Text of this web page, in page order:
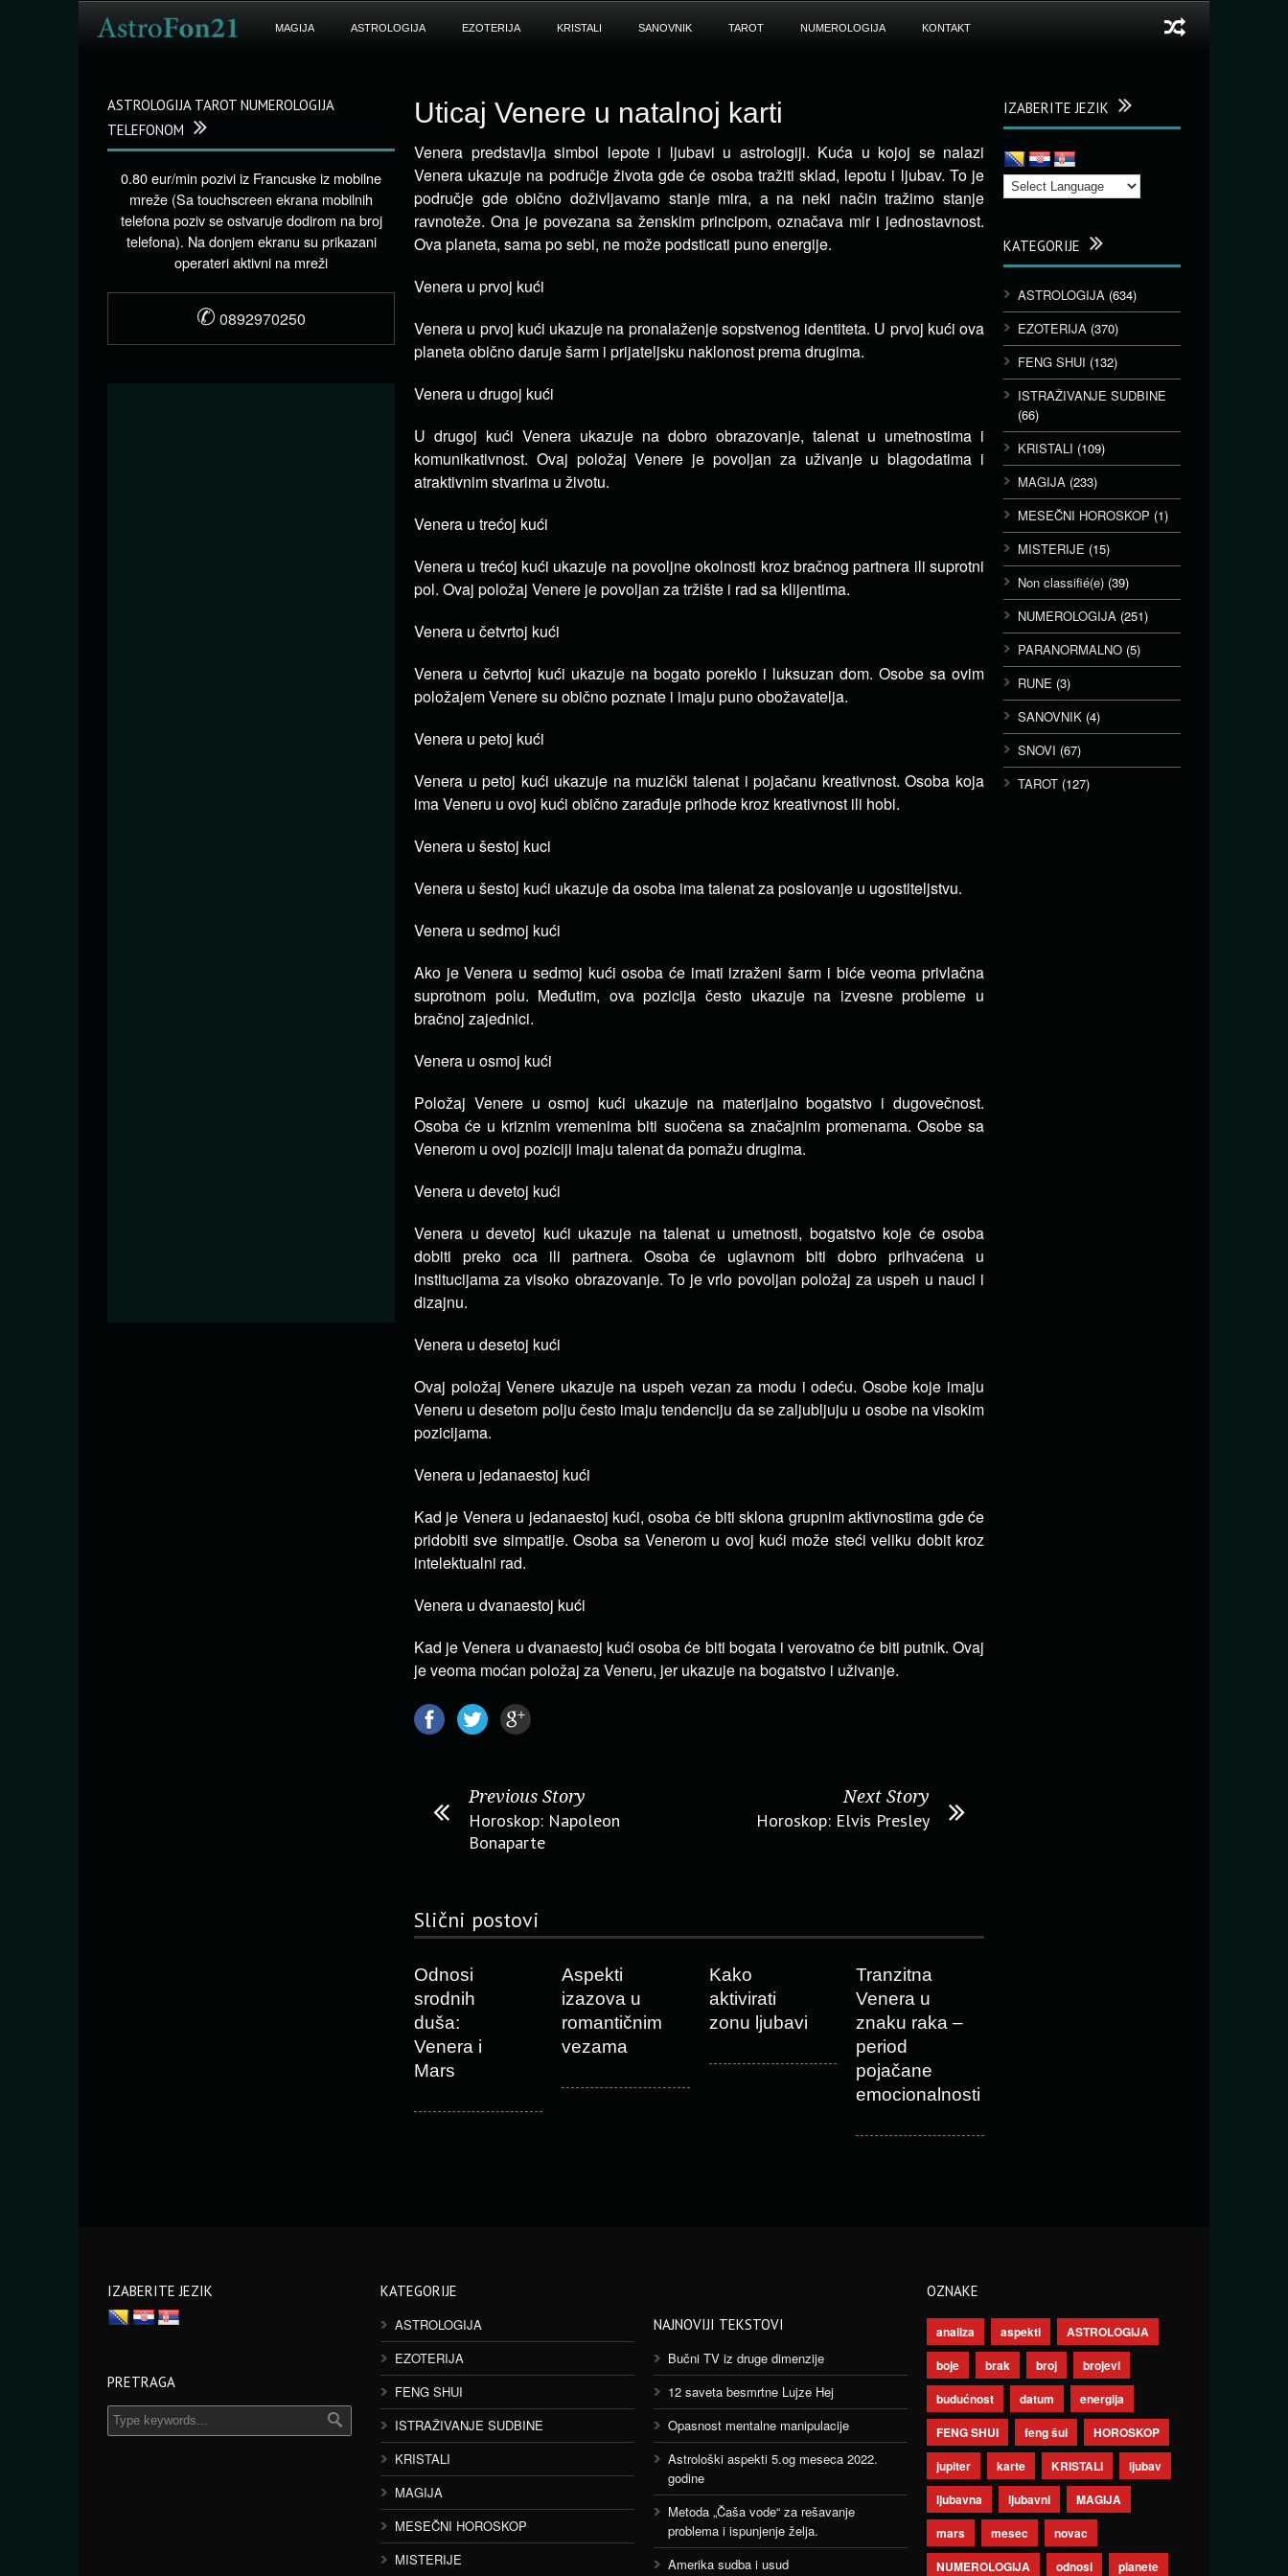
MAGIJA ASTROLOGIJA EZOTERIJA KRISTALI SANOVNIK TAROT NUMEROLOGIJA KONTAKT
Uticaj Venere u natalnoj karti
Venera predstavlja simbol lepote i ljubavi u astrologiji. Kuća u kojoj se nalazi
Venera ukazuje na područje života gde će osoba tražiti sklad, lepotu i ljubav. To je
područje gde obično doživljavamo stanje mira, a na neki način tražimo stanje
ravnoteže. Ona je povezana sa ženskim principom, označava mir i jednostavnost.
Ova planeta, sama po sebi, ne može podsticati puno energije.
Venera u prvoj kući
Venera u prvoj kući ukazuje na pronalaženje sopstvenog identiteta. U prvoj kući ova
planeta obično daruje šarm i prijateljsku naklonost prema drugima.
Venera u drugoj kući
U drugoj kući Venera ukazuje na dobro obrazovanje, talenat u umetnostima i
komunikativnost. Ovaj položaj Venere je povoljan za uživanje u blagodatima i
atraktivnim stvarima u životu.
Venera u trećoj kući
Venera u trećoj kući ukazuje na povoljne okolnosti kroz bračnog partnera ili suprotni
pol. Ovaj položaj Venere je povoljan za tržište i rad sa klijentima.
Venera u četvrtoj kući
Venera u četvrtoj kući ukazuje na bogato poreklo i luksuzan dom. Osobe sa ovim
položajem Venere su obično poznate i imaju puno obožavatelja.
Venera u petoj kući
Venera u petoj kući ukazuje na muzički talenat i pojačanu kreativnost. Osoba koja
ima Veneru u ovoj kući obično zarađuje prihode kroz kreativnost ili hobi.
Venera u šestoj kuci
Venera u šestoj kući ukazuje da osoba ima talenat za poslovanje u ugostiteljstvu.
Venera u sedmoj kući
Ako je Venera u sedmoj kući osoba će imati izraženi šarm i biće veoma privlačna
suprotnom polu. Međutim, ova pozicija često ukazuje na izvesne probleme u
bračnoj zajednici.
Venera u osmoj kući
Položaj Venere u osmoj kući ukazuje na materijalno bogatstvo i dugovečnost.
Osoba će u kriznim vremenima biti suočena sa značajnim promenama. Osobe sa
Venerom u ovoj poziciji imaju talenat da pomažu drugima.
Venera u devetoj kući
Venera u devetoj kući ukazuje na talenat u umetnosti, bogatstvo koje će osoba
dobiti preko oca ili partnera. Osoba će uglavnom biti dobro prihvaćena u
institucijama za visoko obrazovanje. To je vrlo povoljan položaj za uspeh u nauci i
dizajnu.
Venera u desetoj kući
Ovaj položaj Venere ukazuje na uspeh vezan za modu i odeću. Osobe koje imaju
Veneru u desetom polju često imaju tendenciju da se zaljubljuju u osobe na visokim
pozicijama.
Venera u jedanaestoj kući
Kad je Venera u jedanaestoj kući, osoba će biti sklona grupnim aktivnostima gde će
pridobiti sve simpatije. Osoba sa Venerom u ovoj kući može steći veliku dobit kroz
intelektualni rad.
Venera u dvanaestoj kući
Kad je Venera u dvanaestoj kući osoba će biti bogata i verovatno će biti putnik. Ovaj
je veoma moćan položaj za Veneru, jer ukazuje na bogatstvo i uživanje.
Previous Story
Horoskop: Napoleon
Bonaparte
Next Story
Horoskop: Elvis Presley
Slični postovi
Odnosi
srodnih
duša:
Venera i
Mars
Aspekti
izazova u
romantičnim
vezama
Kako
aktivirati
zonu ljubavi
Tranzitna
Venera u
znaku raka –
period
pojačane
emocionalnosti
IZABERITE JEZIK
KATEGORIJE
ASTROLOGIJA (634)
EZOTERIJA (370)
FENG SHUI (132)
ISTRAŽIVANJE SUDBINE
(66)
KRISTALI (109)
MAGIJA (233)
MESEČNI HOROSKOP (1)
MISTERIJE (15)
Non classifié(e) (39)
NUMEROLOGIJA (251)
PARANORMALNO (5)
RUNE (3)
SANOVNIK (4)
SNOVI (67)
TAROT (127)
ASTROLOGIJA TAROT NUMEROLOGIJA
TELEFONOM
0.80 eur/min pozivi iz Francuske iz mobilne
mreže (Sa touchscreen ekrana mobilnih
telefona poziv se ostvaruje dodirom na broj
telefona). Na donjem ekranu su prikazani
operateri aktivni na mreži
✆ 0892970250
IZABERITE JEZIK
PRETRAGA
KATEGORIJE
ASTROLOGIJA
EZOTERIJA
FENG SHUI
ISTRAŽIVANJE SUDBINE
KRISTALI
MAGIJA
MESEČNI HOROSKOP
MISTERIJE
NAJNOVIJI TEKSTOVI
Bučni TV iz druge dimenzije
12 saveta besmrtne Lujze Hej
Opasnost mentalne manipulacije
Astrološki aspekti 5.og meseca 2022.
godine
Metoda „Čaša vode“ za rešavanje
problema i ispunjenje želja.
Amerika sudba i usud
OZNAKE
analiza aspekti
ASTROLOGIJA
boje
brak broj
brojevi
budućnost
datum
energija
FENG SHUI
feng šui
HOROSKOP
jupiter
karte KRISTALI
ljubav
ljubavna
ljubavni
MAGIJA
mars
mesec
novac
NUMEROLOGIJA
odnosi planete